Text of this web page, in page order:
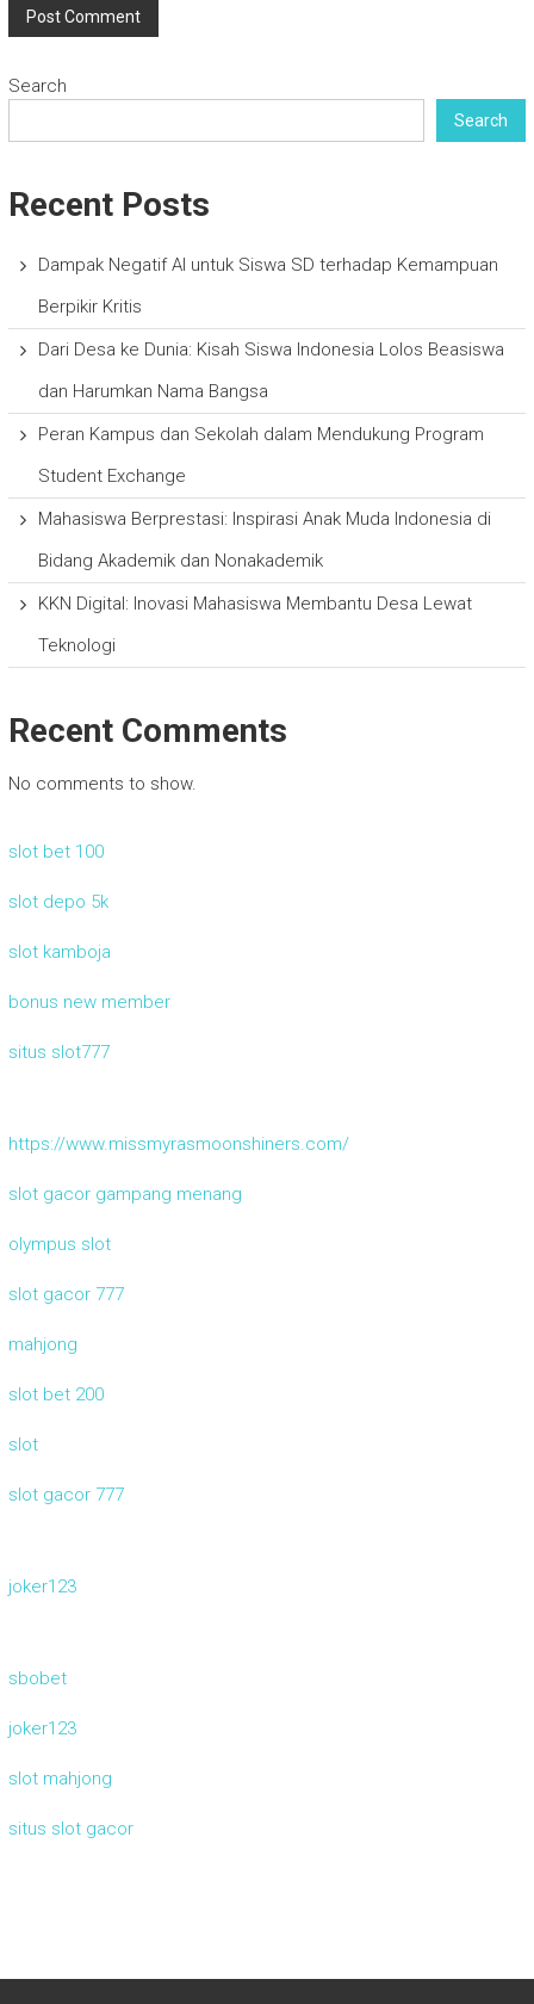
Search
Search
Recent Posts
Dampak Negatif AI untuk Siswa SD terhadap Kemampuan
Berpikir Kritis
Dari Desa ke Dunia: Kisah Siswa Indonesia Lolos Beasiswa
dan Harumkan Nama Bangsa
Peran Kampus dan Sekolah dalam Mendukung Program
Student Exchange
Mahasiswa Berprestasi: Inspirasi Anak Muda Indonesia di
Bidang Akademik dan Nonakademik
KKN Digital: Inovasi Mahasiswa Membantu Desa Lewat
Teknologi
Recent Comments
No comments to show.
slot bet 100
slot depo 5k
slot kamboja
bonus new member
situs slot777
https://www.missmyrasmoonshiners.com/
slot gacor gampang menang
olympus slot
slot gacor 777
mahjong
slot bet 200
slot
slot gacor 777
joker123
sbobet
joker123
slot mahjong
situs slot gacor